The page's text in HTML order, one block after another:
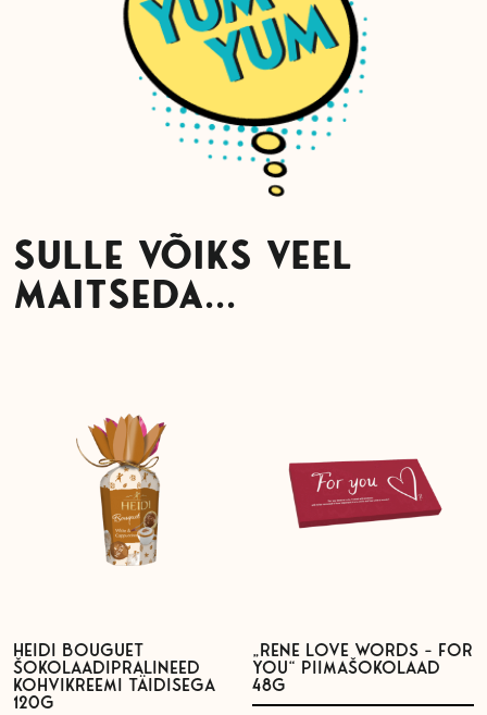
SULLE VÕIKS VEEL
MAITSEDA...
HEIDI BOUGUET
ŠOKOLAADIPRALINEED
KOHVIKREEMI TÄIDISEGA
120G
„RENE LOVE WORDS – FOR
YOU“ PIIMAŠOKOLAAD
48G